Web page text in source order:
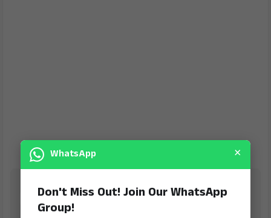
Jana Jeevala
is Digital Online Newspaper, Publishing Platform
WhatsApp ×
Don't Miss Out! Join Our WhatsApp
Group!